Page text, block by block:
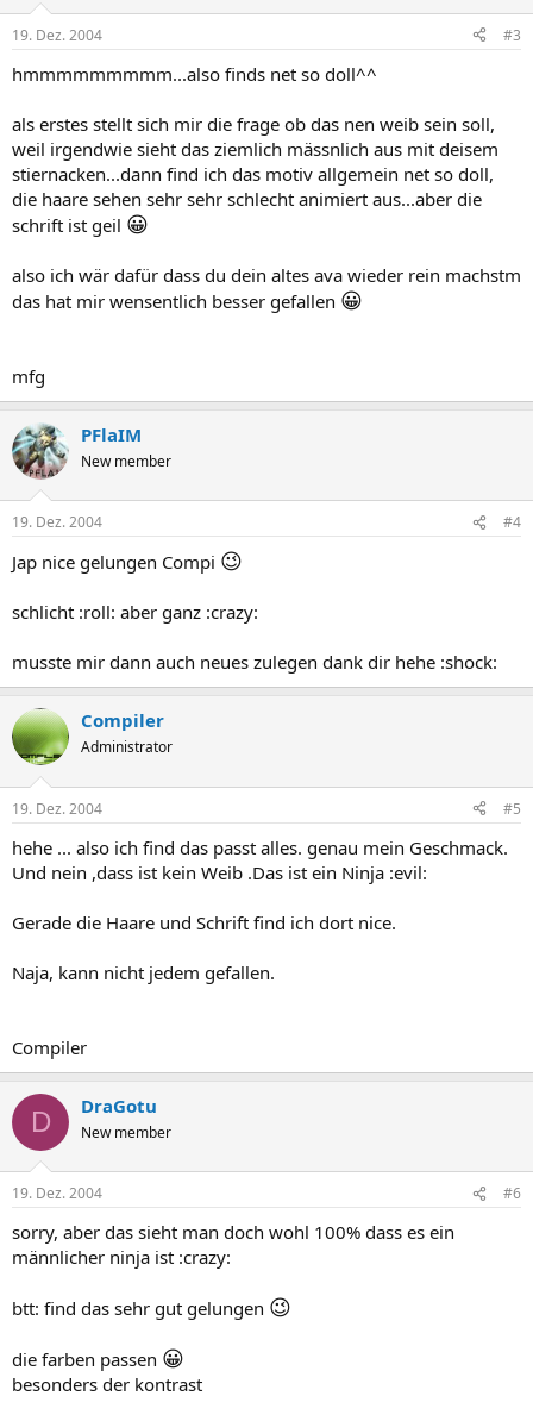
19. Dez. 2004 #3
hmmmmmmmmm...also finds net so doll^^
als erstes stellt sich mir die frage ob das nen weib sein soll,
weil irgendwie sieht das ziemlich mässnlich aus mit deisem
stiernacken...dann find ich das motiv allgemein net so doll,
die haare sehen sehr sehr schlecht animiert aus...aber die
schrift ist geil 😀
also ich wär dafür dass du dein altes ava wieder rein machstm
das hat mir wensentlich besser gefallen 😀
mfg
PFlaIM
New member
19. Dez. 2004 #4
Jap nice gelungen Compi 😉
schlicht :roll: aber ganz :crazy:
musste mir dann auch neues zulegen dank dir hehe :shock:
Compiler
Administrator
19. Dez. 2004 #5
hehe ... also ich find das passt alles. genau mein Geschmack.
Und nein ,dass ist kein Weib .Das ist ein Ninja :evil:
Gerade die Haare und Schrift find ich dort nice.
Naja, kann nicht jedem gefallen.
Compiler
D DraGotu
New member
19. Dez. 2004 #6
sorry, aber das sieht man doch wohl 100% dass es ein
männlicher ninja ist :crazy:
btt: find das sehr gut gelungen 😉
die farben passen 😀
besonders der kontrast